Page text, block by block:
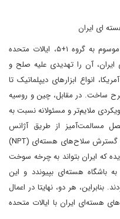
ای ایران
با شروع مذاکرات میان ایران و کشورهای موسوم به گروه ۱+۵، ایالات متحده
آن را تهدیدی علیه صلح و
انواع ابزارهای دیپلماتیک تا
ساخت. در مقابل، چین و روسیه
ملایم‌تر و مسئولانه نسبت به
مسالمت‌آمیز از طریق آژانس
بین‌المللی انرژی اتمی (IAEA) و معاهده منع گسترش سلاح‌های هسته‌ای (NPT)
که ایران بتواند به چرخه سوخت
باشگاه هسته‌ای بپیوندد و این
بنابراین، هر دو، نهایتا در اعمال
هسته‌ای ایران با ایالات متحده